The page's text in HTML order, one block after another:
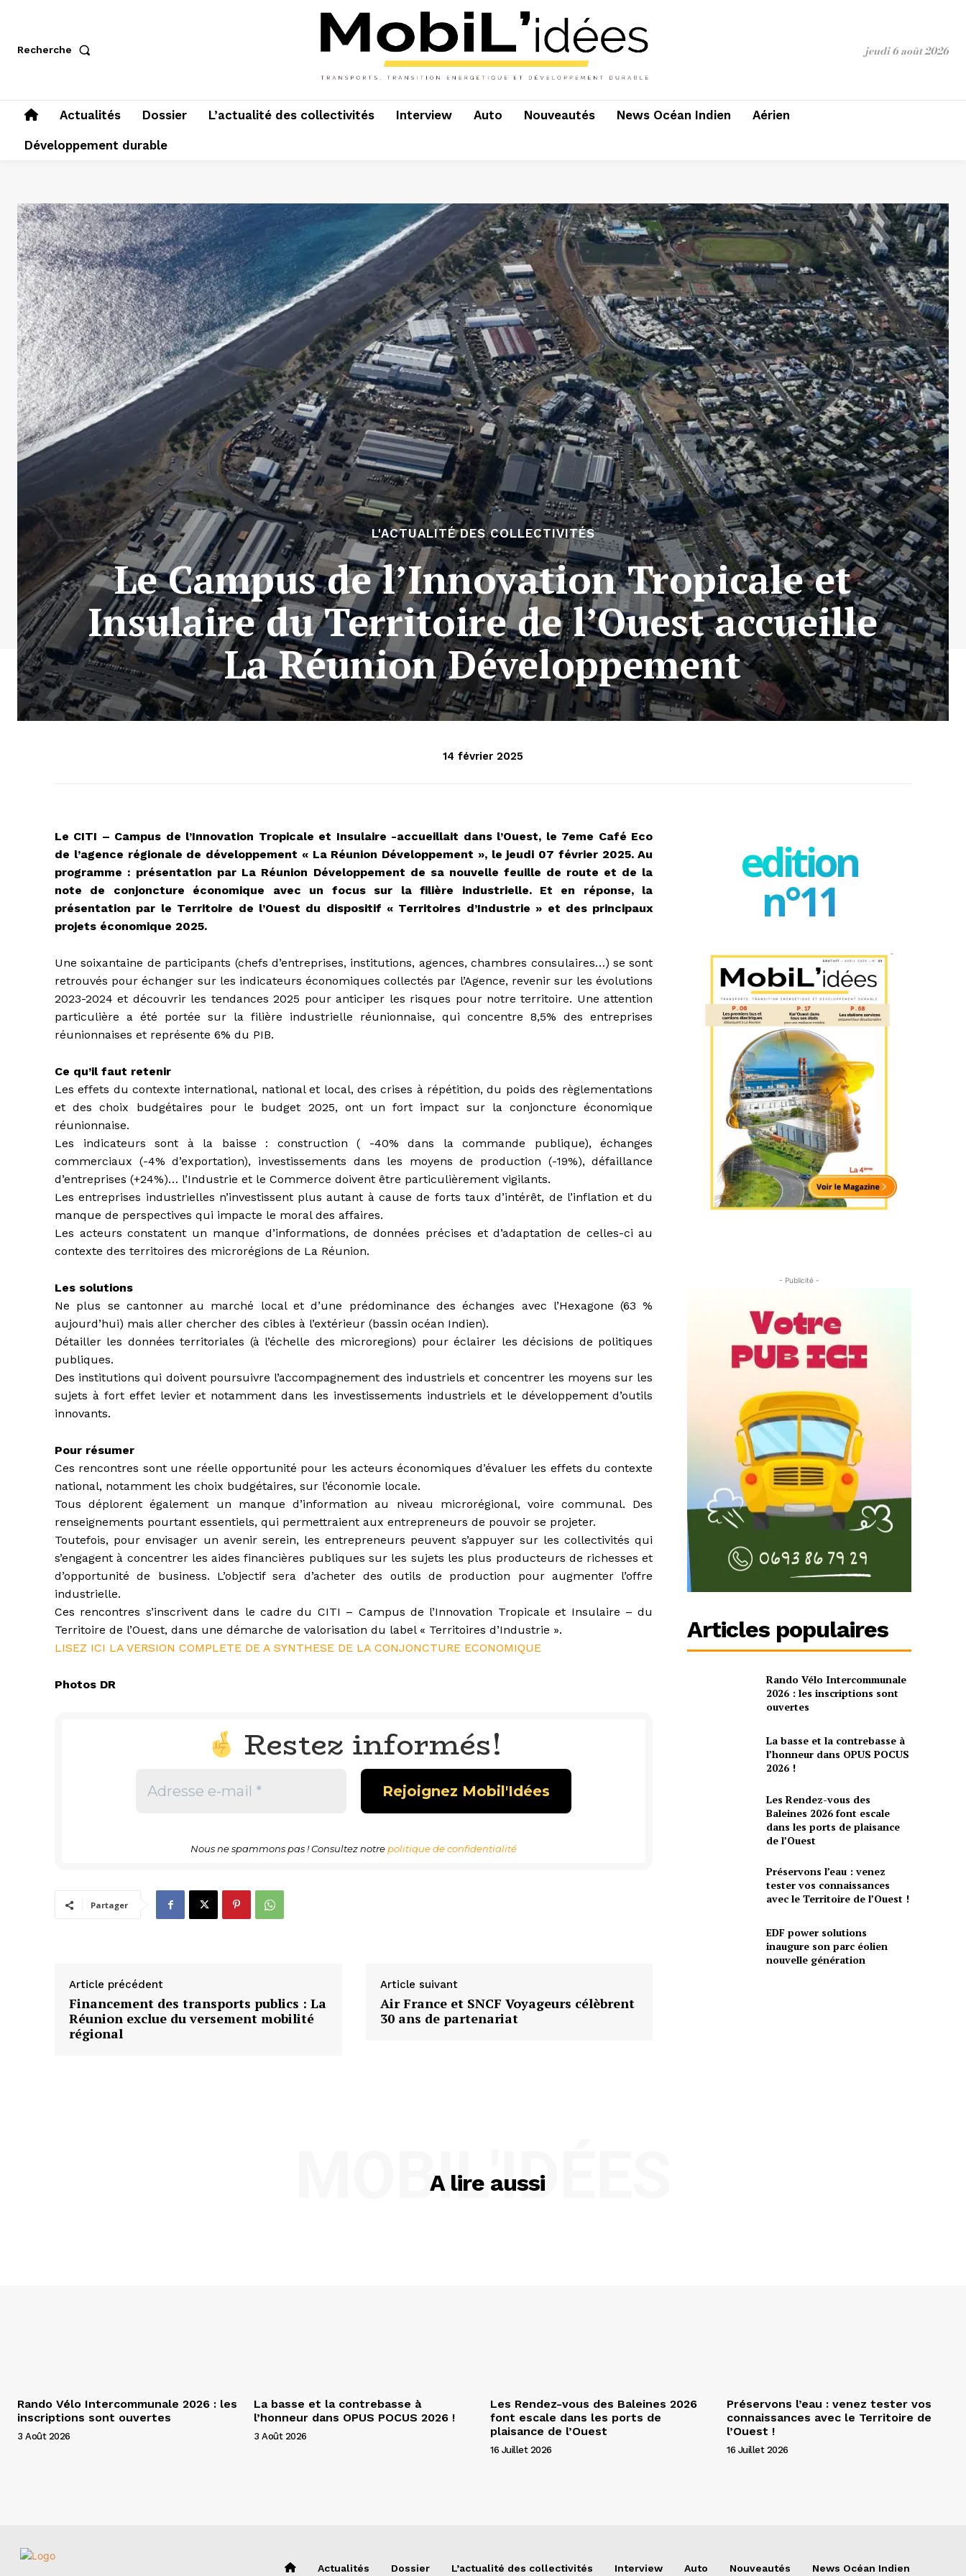
Recherche jeudi 6 août 2026
Actualités Dossier L’actualité des collectivités Interview Auto Nouveautés News Océan Indien Aérien
Développement durable
L'ACTUALITÉ DES COLLECTIVITÉS
Le Campus de l’Innovation Tropicale et
Insulaire du Territoire de l’Ouest accueille
La Réunion Développement
14 février 2025
Le CITI – Campus de l’Innovation Tropicale et Insulaire -accueillait dans l’Ouest, le 7eme Café Eco
de l’agence régionale de développement « La Réunion Développement », le jeudi 07 février 2025. Au
programme : présentation par La Réunion Développement de sa nouvelle feuille de route et de la
note de conjoncture économique avec un focus sur la filière industrielle. Et en réponse, la
présentation par le Territoire de l’Ouest du dispositif « Territoires d’Industrie » et des principaux
projets économique 2025.
Une soixantaine de participants (chefs d’entreprises, institutions, agences, chambres consulaires…) se sont
retrouvés pour échanger sur les indicateurs économiques collectés par l’Agence, revenir sur les évolutions
2023-2024 et découvrir les tendances 2025 pour anticiper les risques pour notre territoire. Une attention
particulière a été portée sur la filière industrielle réunionnaise, qui concentre 8,5% des entreprises
réunionnaises et représente 6% du PIB.
Ce qu’il faut retenir
Les effets du contexte international, national et local, des crises à répétition, du poids des règlementations
et des choix budgétaires pour le budget 2025, ont un fort impact sur la conjoncture économique
réunionnaise.
Les indicateurs sont à la baisse : construction ( -40% dans la commande publique), échanges
commerciaux (-4% d’exportation), investissements dans les moyens de production (-19%), défaillance
d’entreprises (+24%)… l’Industrie et le Commerce doivent être particulièrement vigilants.
Les entreprises industrielles n’investissent plus autant à cause de forts taux d’intérêt, de l’inflation et du
manque de perspectives qui impacte le moral des affaires.
Les acteurs constatent un manque d’informations, de données précises et d’adaptation de celles-ci au
contexte des territoires des microrégions de La Réunion.
Les solutions
Ne plus se cantonner au marché local et d’une prédominance des échanges avec l’Hexagone (63 %
aujourd’hui) mais aller chercher des cibles à l’extérieur (bassin océan Indien).
Détailler les données territoriales (à l’échelle des microregions) pour éclairer les décisions de politiques
publiques.
Des institutions qui doivent poursuivre l’accompagnement des industriels et concentrer les moyens sur les
sujets à fort effet levier et notamment dans les investissements industriels et le développement d’outils
innovants.
Pour résumer
Ces rencontres sont une réelle opportunité pour les acteurs économiques d’évaluer les effets du contexte
national, notamment les choix budgétaires, sur l’économie locale.
Tous déplorent également un manque d’information au niveau microrégional, voire communal. Des
renseignements pourtant essentiels, qui permettraient aux entrepreneurs de pouvoir se projeter.
Toutefois, pour envisager un avenir serein, les entrepreneurs peuvent s’appuyer sur les collectivités qui
s’engagent à concentrer les aides financières publiques sur les sujets les plus producteurs de richesses et
d’opportunité de business. L’objectif sera d’acheter des outils de production pour augmenter l’offre
industrielle.
Ces rencontres s’inscrivent dans le cadre du CITI – Campus de l’Innovation Tropicale et Insulaire – du
Territoire de l’Ouest, dans une démarche de valorisation du label « Territoires d’Industrie ».
LISEZ ICI LA VERSION COMPLETE DE A SYNTHESE DE LA CONJONCTURE ECONOMIQUE
Photos DR
Restez informés!
Nous ne spammons pas ! Consultez notre politique de confidentialité
Partager
Article précédent
Financement des transports publics : La
Réunion exclue du versement mobilité
régional
Article suivant
Air France et SNCF Voyageurs célèbrent
30 ans de partenariat
edition
n°11
- Publicité -
Articles populaires
Rando Vélo Intercommunale
2026 : les inscriptions sont
ouvertes
La basse et la contrebasse à
l’honneur dans OPUS POCUS
2026 !
Les Rendez-vous des
Baleines 2026 font escale
dans les ports de plaisance
de l’Ouest
Préservons l’eau : venez
tester vos connaissances
avec le Territoire de l’Ouest !
EDF power solutions
inaugure son parc éolien
nouvelle génération
A lire aussi
MOBIL'IDÉES
Rando Vélo Intercommunale 2026 : les
inscriptions sont ouvertes
3 Août 2026
La basse et la contrebasse à
l’honneur dans OPUS POCUS 2026 !
3 Août 2026
Les Rendez-vous des Baleines 2026
font escale dans les ports de
plaisance de l’Ouest
16 Juillet 2026
Préservons l’eau : venez tester vos
connaissances avec le Territoire de
l’Ouest !
16 Juillet 2026
Actualités Dossier L’actualité des collectivités Interview Auto Nouveautés
News Océan Indien